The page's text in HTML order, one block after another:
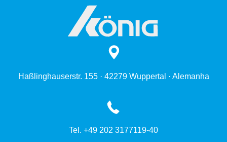
Haßlinghauserstr. 155 · 42279 Wuppertal · Alemanha
Tel. +49 202 3177119-40